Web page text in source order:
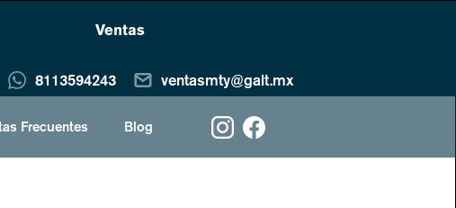
Ventas
8113594243 ventasmty@galt.mx
Frecuentes Blog